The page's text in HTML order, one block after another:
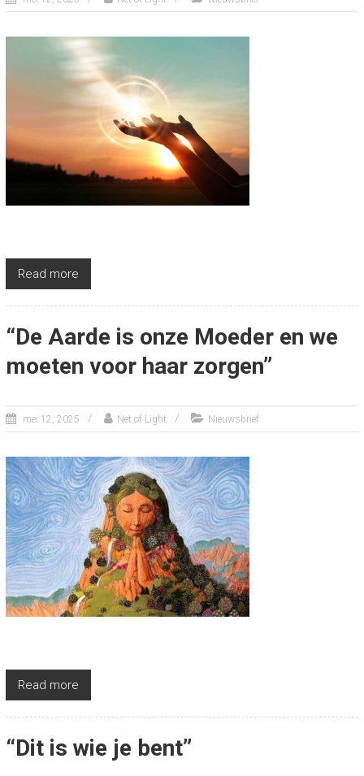
Read more
“De Aarde is onze Moeder en we
moeten voor haar zorgen”
mei 12, 2025 Net of Light Nieuwsbrief
Read more
“Dit is wie je bent”